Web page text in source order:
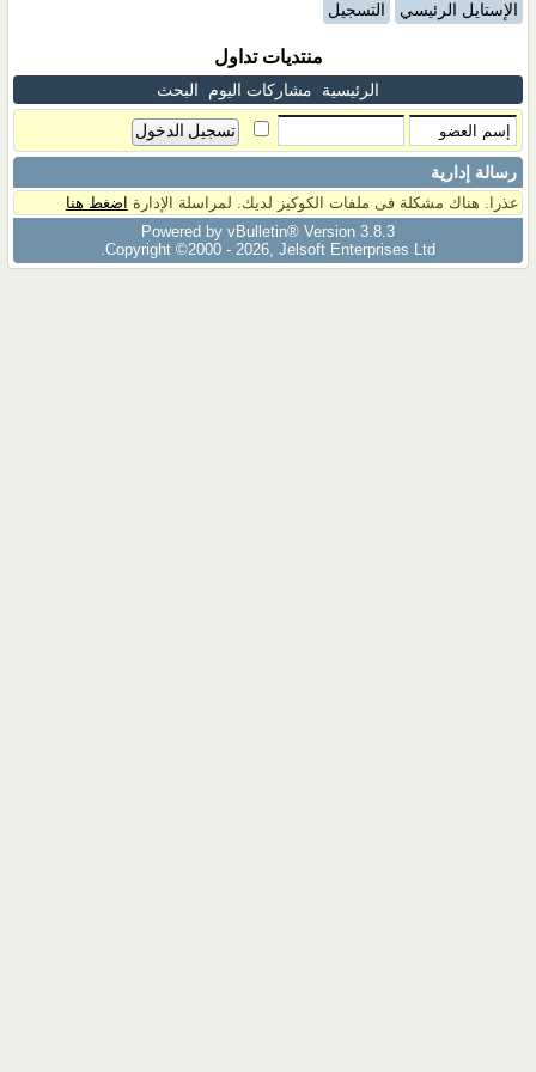
الإستايل الرئيسي التسجيل
منتديات تداول
الرئيسية مشاركات اليوم البحث
رسالة إدارية
عذرا. هناك مشكلة فى ملفات الكوكيز لديك. لمراسلة الإدارة اضغط هنا
Powered by vBulletin® Version 3.8.3
Copyright ©2000 - 2026, Jelsoft Enterprises Ltd.